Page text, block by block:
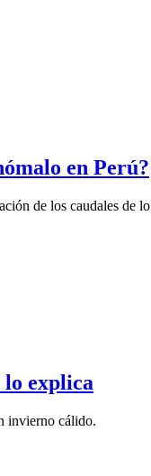
en Perú?
de los caudales de
explica
invierno cálido.